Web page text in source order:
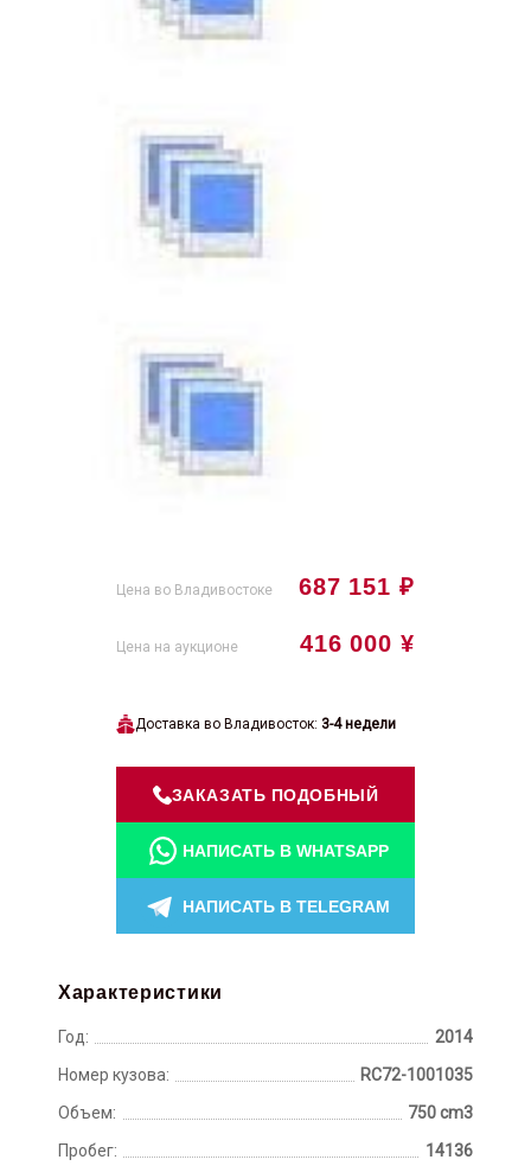
687 151 ₽
Цена во Владивостоке
416 000 ¥
Цена на аукционе
Доставка во Владивосток: 3-4 недели
ЗАКАЗАТЬ ПОДОБНЫЙ
НАПИСАТЬ В WHATSAPP
НАПИСАТЬ В TELEGRAM
Характеристики
Год:
2014
Номер кузова:
RC72-1001035
Объем:
750 cm3
Пробег:
14136